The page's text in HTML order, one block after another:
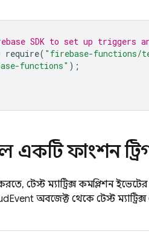
SDK to set up triggers
require( "firebase-functions/
functions" );
হলে একটি ফাংশন
টেস্ট ম্যাট্রিক্স কমপ্লিশন
অবজেক্ট থেকে টেস্ট